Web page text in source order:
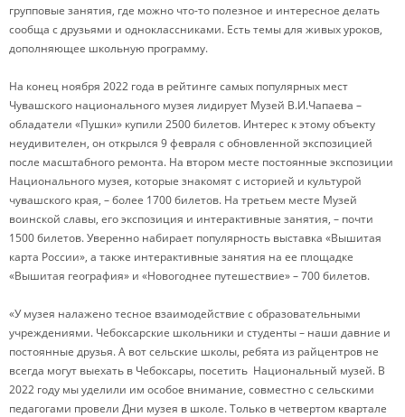
групповые занятия, где можно что-то полезное и интересное делать
сообща с друзьями и одноклассниками. Есть темы для живых уроков,
дополняющее школьную программу.
На конец ноября 2022 года в рейтинге самых популярных мест
Чувашского национального музея лидирует Музей В.И.Чапаева –
обладатели «Пушки» купили 2500 билетов. Интерес к этому объекту
неудивителен, он открылся 9 февраля с обновленной экспозицией
после масштабного ремонта. На втором месте постоянные экспозиции
Национального музея, которые знакомят с историей и культурой
чувашского края, – более 1700 билетов. На третьем месте Музей
воинской славы, его экспозиция и интерактивные занятия, – почти
1500 билетов. Уверенно набирает популярность выставка «Вышитая
карта России», а также интерактивные занятия на ее площадке
«Вышитая география» и «Новогоднее путешествие» – 700 билетов.
«У музея налажено тесное взаимодействие с образовательными
учреждениями. Чебоксарские школьники и студенты – наши давние и
постоянные друзья. А вот сельские школы, ребята из райцентров не
всегда могут выехать в Чебоксары, посетить Национальный музей. В
2022 году мы уделили им особое внимание, совместно с сельскими
педагогами провели Дни музея в школе. Только в четвертом квартале